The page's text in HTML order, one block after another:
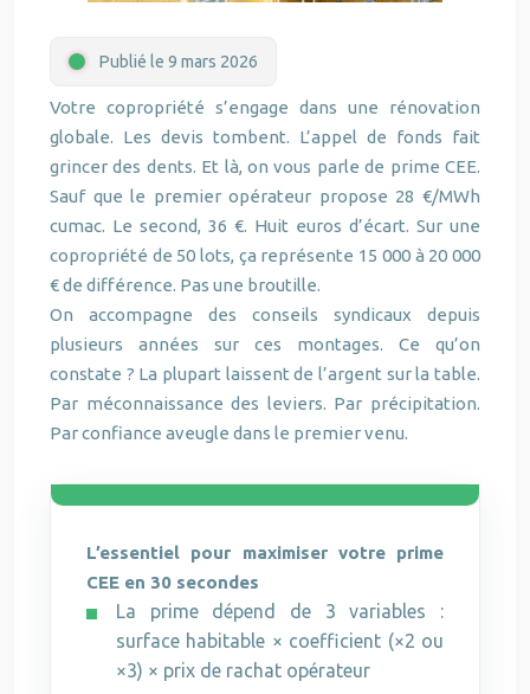
Publié le 9 mars 2026
Votre copropriété s’engage dans une rénovation
globale. Les devis tombent. L’appel de fonds fait
grincer des dents. Et là, on vous parle de prime CEE.
Sauf que le premier opérateur propose 28 €/MWh
cumac. Le second, 36 €. Huit euros d’écart. Sur une
copropriété de 50 lots, ça représente 15 000 à 20 000
€ de différence. Pas une broutille.
On accompagne des conseils syndicaux depuis
plusieurs années sur ces montages. Ce qu’on
constate ? La plupart laissent de l’argent sur la table.
Par méconnaissance des leviers. Par précipitation.
Par confiance aveugle dans le premier venu.
L’essentiel pour maximiser votre prime
CEE en 30 secondes
La prime dépend de 3 variables :
surface habitable × coefficient (×2 ou
×3) × prix de rachat opérateur